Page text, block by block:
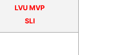
LVU MVP
SLI